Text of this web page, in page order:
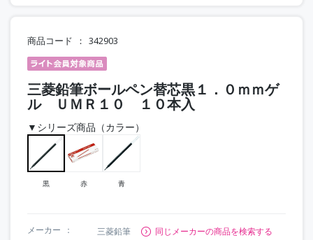
商品コード 342903
三菱鉛筆ボールペン替芯黒１．０ｍｍゲ
ル ＵＭＲ１０ １０本入
▼シリーズ商品（カラー）
黒 赤 青
メーカー 三菱鉛筆
同じメーカーの商品を検索する